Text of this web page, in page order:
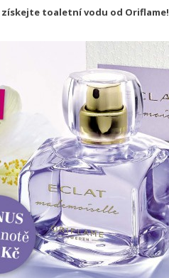
toaletní vodu od Oriflame!